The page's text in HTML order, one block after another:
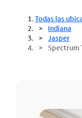
Todas las
Indiana
Jasper
Spectrum